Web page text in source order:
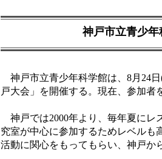
神戸市立青少
神戸市立青少年科学館は、8月24
戸大会」を開催する。現在、参加者
神戸では2000年より、毎年夏にレ
究室が中心に参加するためレベルも
活動に関心をもってもらい、神戸か